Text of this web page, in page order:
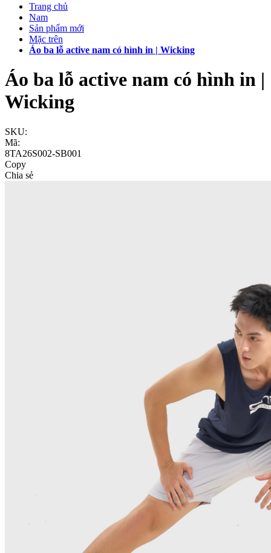
Trang chủ
Nam
Sản phẩm mới
Mặc trên
Áo ba lỗ active nam có hình in | Wicking
Áo ba lỗ active nam có hình in |
Wicking
SKU:
Mã:
8TA26S002-SB001
Copy
Chia sẻ